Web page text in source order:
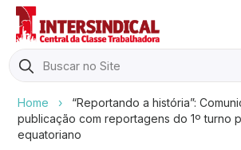
Search
for:
Home ›
“Reportando a história”:
publicação com reportagens do 1º turno
equatoriano